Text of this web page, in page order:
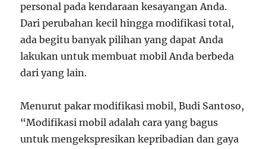
personal pada kendaraan kesayangan Anda.
Dari perubahan kecil hingga modifikasi total,
ada begitu banyak pilihan yang dapat Anda
lakukan untuk membuat mobil Anda berbeda
dari yang lain.
Menurut pakar modifikasi mobil, Budi Santoso,
“Modifikasi mobil adalah cara yang bagus
untuk mengekspresikan kepribadian dan gaya